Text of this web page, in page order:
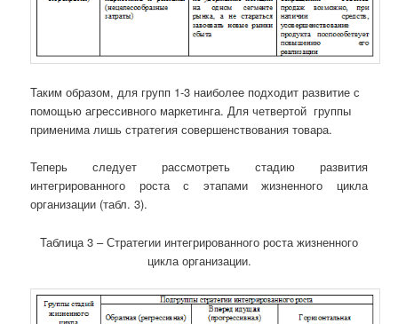
Таким образом, для групп 1-3 наиболее подходит развитие с
помощью агрессивного маркетинга. Для четвертой группы
применима лишь стратегия совершенствования товара.
Теперь следует рассмотреть стадию развития
интегрированного роста с этапами жизненного цикла
организации (табл. 3).
Таблица 3 – Стратегии интегрированного роста жизненного
цикла организации.